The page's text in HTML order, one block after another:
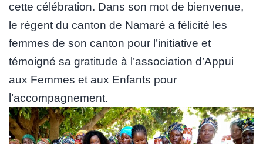
cette célébration. Dans son mot de bienvenue,
le régent du canton de Namaré a félicité les
femmes de son canton pour l’initiative et
témoigné sa gratitude à l’association d’Appui
aux Femmes et aux Enfants pour
l’accompagnement.